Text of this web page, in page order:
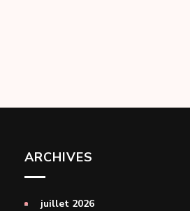
ARCHIVES
juillet 2026